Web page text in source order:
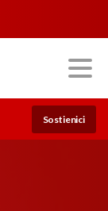
Sostienici